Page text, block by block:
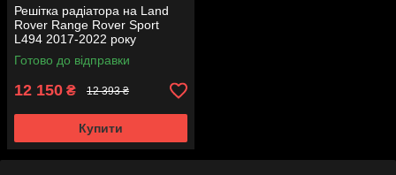
Решітка радіатора на Land
Rover Range Rover Sport
L494 2017-2022 року
Готово до відправки
12 150 ₴ 12 393 ₴
Купити